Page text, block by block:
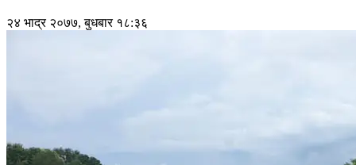
२४ भाद्र २०७७, बुधबार १८:३६